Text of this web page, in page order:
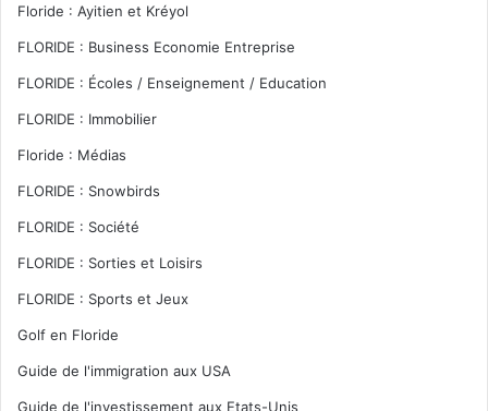
Floride : Ayitien et Kréyol
FLORIDE : Business Economie Entreprise
FLORIDE : Écoles / Enseignement / Education
FLORIDE : Immobilier
Floride : Médias
FLORIDE : Snowbirds
FLORIDE : Société
FLORIDE : Sorties et Loisirs
FLORIDE : Sports et Jeux
Golf en Floride
Guide de l'immigration aux USA
Guide de l'investissement aux Etats-Unis